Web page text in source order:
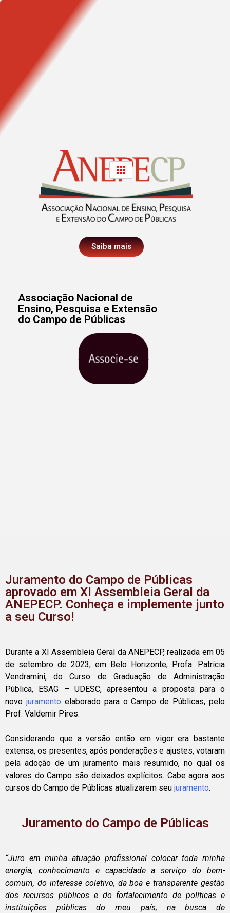
Saiba mais
Associação Nacional de
Ensino, Pesquisa e Extensão
do Campo de Públicas
Juramento do Campo de Públicas
aprovado em XI Assembleia Geral da
ANEPECP. Conheça e implemente junto
a seu Curso!
Durante a XI Assembleia Geral da ANEPECP, realizada em 05
de setembro de 2023, em Belo Horizonte, Profa. Patrícia
Vendramini, do Curso de Graduação de Administração
Pública, ESAG – UDESC, apresentou a proposta para o
novo juramento elaborado para o Campo de Públicas, pelo
Prof. Valdemir Pires.
Considerando que a versão então em vigor era bastante
extensa, os presentes, após ponderações e ajustes, votaram
pela adoção de um juramento mais resumido, no qual os
valores do Campo são deixados explícitos. Cabe agora aos
cursos do Campo de Públicas atualizarem seu juramento.
Juramento do Campo de Públicas
“Juro em minha atuação profissional colocar toda minha
energia, conhecimento e capacidade a serviço do bem-
comum, do interesse coletivo, da boa e transparente gestão
dos recursos públicos e do fortalecimento de políticas e
instituições públicas do meu país, na busca de